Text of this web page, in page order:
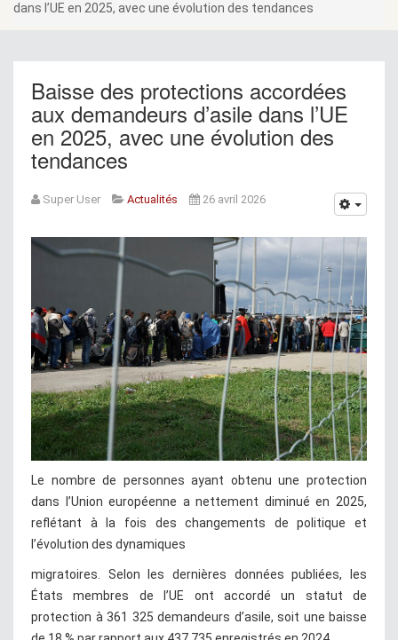
dans l’UE en 2025, avec une évolution des tendances
Baisse des protections accordées
aux demandeurs d’asile dans l’UE
en 2025, avec une évolution des
tendances
Super User Actualités 26 avril 2026
Le nombre de personnes ayant obtenu une protection
dans l’Union européenne a nettement diminué en 2025,
reflétant à la fois des changements de politique et
l’évolution des dynamiques
migratoires. Selon les dernières données publiées, les
États membres de l’UE ont accordé un statut de
protection à 361 325 demandeurs d’asile, soit une baisse